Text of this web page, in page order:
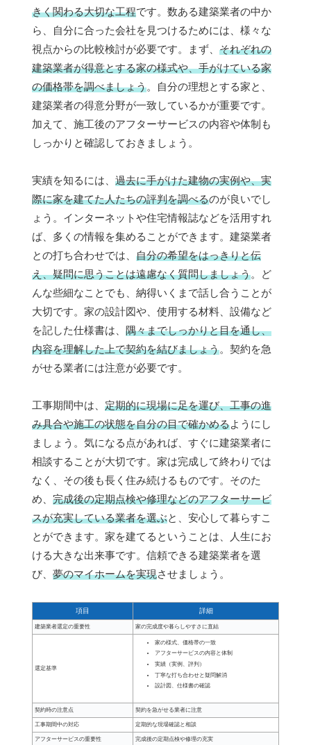
きく関わる大切な工程です。数ある建築業者の中か
ら、自分に合った会社を見つけるためには、様々な
視点からの比較検討が必要です。まず、 それぞれの
建築業者が得意とする家の様式や、手がけている家
の価格帯を調べましょう。自分の理想とする家と、
建築業者の得意分野が一致しているかが重要です。
加えて、施工後のアフターサービスの内容や体制も
しっかりと確認しておきましょう。
実績を知るには、 過去に手がけた建物の実例や、実
際に家を建てた人たちの評判を調べるのが良いでし
ょう。インターネットや住宅情報誌などを活用すれ
ば、多くの情報を集めることができます。建築業者
との打ち合わせでは、 自分の希望をはっきりと伝
え、疑問に思うことは遠慮なく質問しましょう。ど
んな些細なことでも、納得いくまで話し合うことが
大切です。家の設計図や、使用する材料、設備など
を記した仕様書は、 隅々までしっかりと目を通し、
内容を理解した上で契約を結びましょう。契約を急
がせる業者には注意が必要です。
工事期間中は、 定期的に現場に足を運び、工事の進
み具合や施工の状態を自分の目で確かめるようにし
ましょう。気になる点があれば、すぐに建築業者に
相談することが大切です。家は完成して終わりでは
なく、その後も長く住み続けるものです。そのた
め、 完成後の定期点検や修理などのアフターサービ
スが充実している業者を選ぶと、安心して暮らすこ
とができます。家を建てるということは、人生にお
ける大きな出来事です。信頼できる建築業者を選
び、 夢のマイホームを実現させましょう。
項目 詳細
建築業者選定の重要性 家の完成度や暮らしやすさに直結
選定基準
家の様式、価格帯の一致
アフターサービスの内容と体制
実績（実例、評判）
丁寧な打ち合わせと疑問解消
設計図、仕様書の確認
契約時の注意点 契約を急がせる業者に注意
工事期間中の対応 定期的な現場確認と相談
アフターサービスの重要性 完成後の定期点検や修理の充実